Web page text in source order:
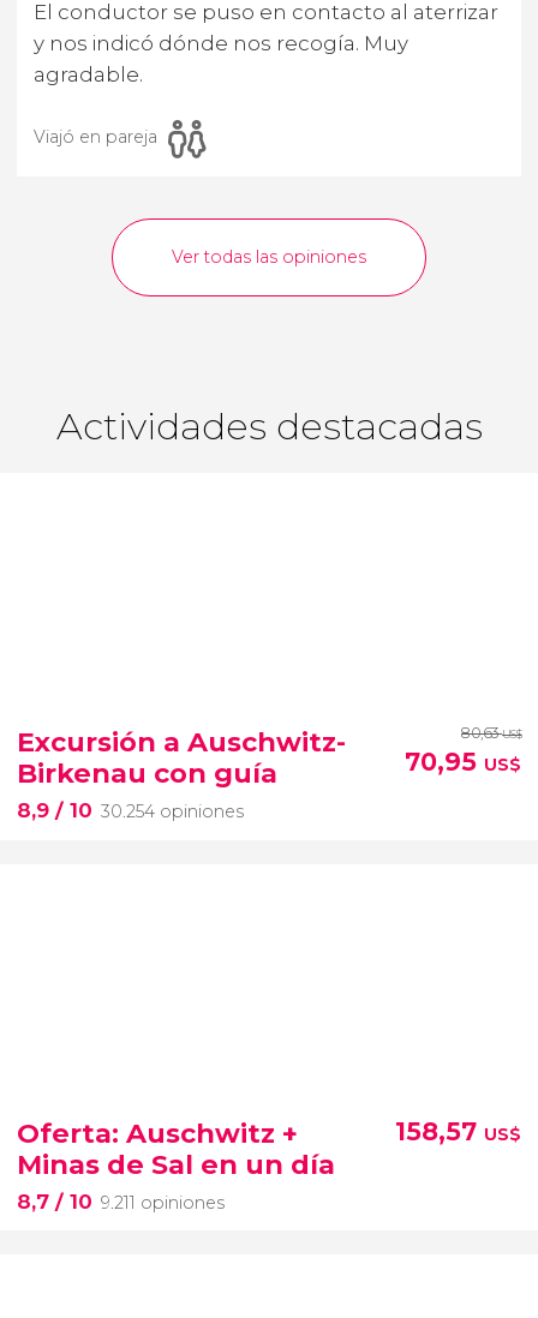
El conductor se puso en contacto al aterrizar
y nos indicó dónde nos recogía. Muy
agradable.
Viajó en pareja
Ver todas las opiniones
Actividades destacadas
Excursión a Auschwitz-
Birkenau con guía
8,9 / 10 30.254 opiniones
80,63US$
70,95 US$
Oferta: Auschwitz +
Minas de Sal en un día
8,7 / 10 9.211 opiniones
158,57 US$